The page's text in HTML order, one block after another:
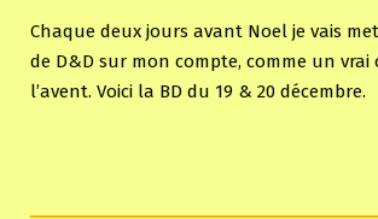
Chaque deux jours avant Noel je vais
de D&D sur mon compte, comme un vrai
l’avent. Voici la BD du 19 & 20 décembre.